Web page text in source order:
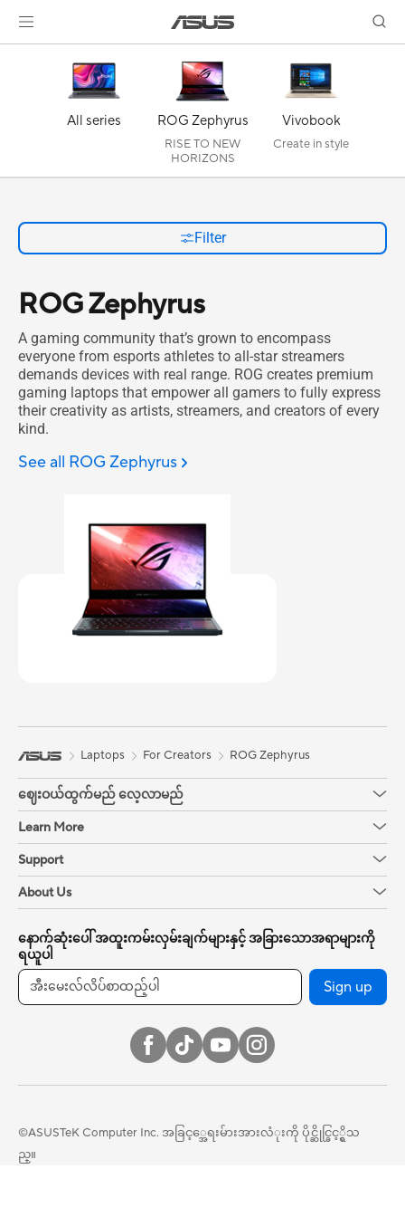
All series ROG Zephyrus
RISE TO NEW
HORIZONS
Vivobook
Create in style
Filter
ROG Zephyrus
A gaming community that’s grown to encompass
everyone from esports athletes to all-star streamers
demands devices with real range. ROG creates premium
gaming laptops that empower all gamers to fully express
their creativity as artists, streamers, and creators of every
kind.
See all ROG Zephyrus
Laptops For Creators ROG Zephyrus
ဈေးဝယ်ထွက်မည် လေ့လာမည်
Learn More
Support
About Us
နောက်ဆုံးပေါ် အထူးကမ်းလှမ်းချက်များနှင့် အခြားသောအရာများကို
ရယူပါ
Sign up
©ASUSTeK Computer Inc. အခြင့္အေရးမ်ားအားလံုးကို ပိုင္ဆိုင္ခြင့္ရွိသ
ည္။